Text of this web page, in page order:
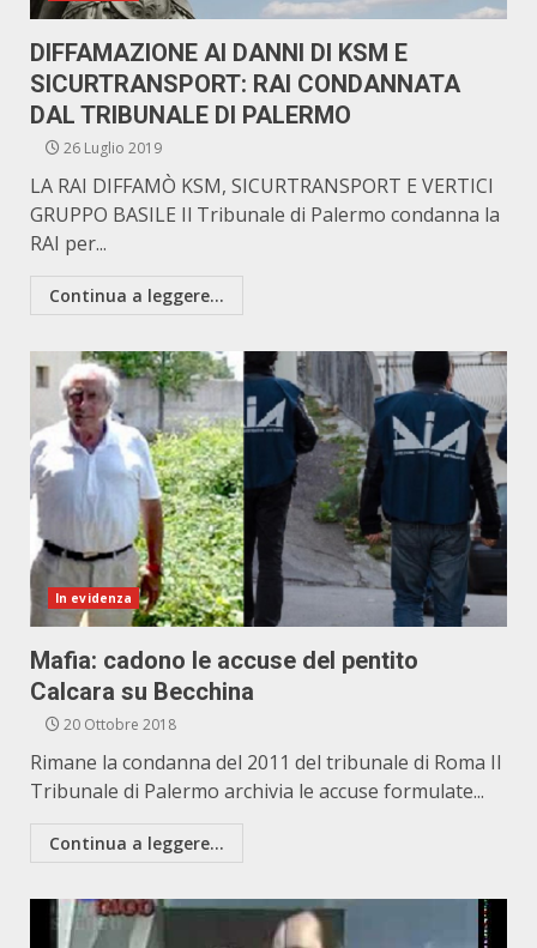
DIFFAMAZIONE AI DANNI DI KSM E
SICURTRANSPORT: RAI CONDANNATA
DAL TRIBUNALE DI PALERMO
26 Luglio 2019
LA RAI DIFFAMÒ KSM, SICURTRANSPORT E VERTICI
GRUPPO BASILE Il Tribunale di Palermo condanna la
RAI per...
Continua a leggere...
In evidenza
Mafia: cadono le accuse del pentito
Calcara su Becchina
20 Ottobre 2018
Rimane la condanna del 2011 del tribunale di Roma Il
Tribunale di Palermo archivia le accuse formulate...
Continua a leggere...